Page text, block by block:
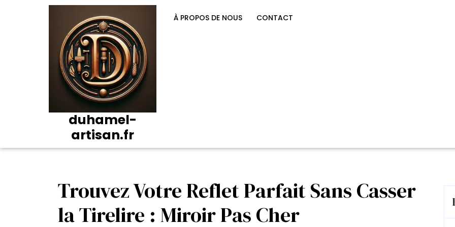
duhamel-
artisan.fr
À PROPOS DE NOUS CONTACT
Trouvez Votre Reflet Parfait Sans Casser
la Tirelire : Miroir Pas Cher